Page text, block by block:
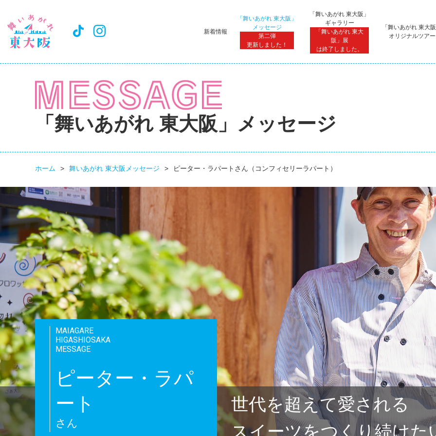
新着情報
「舞いあがれ 東大阪」
メッセージ
第二弾
更新しました！
「舞いあがれ 東大阪」
ギャラリー
「舞いあがれ 東大
阪」展
は終了しました。
「舞いあがれ 東大
オリジナルツアー
「舞いあがれ 東大阪」メッセージ
ホーム 舞いあがれ 東大阪メッセージ ピーター・ラパートさん（コンフィセリーラパート）
MAIAGARE
HIGASHIOSAKA
MESSAGE
ピーター・ラパ
ート
さん
世代を超えて愛される
スイーツをつくり続けた